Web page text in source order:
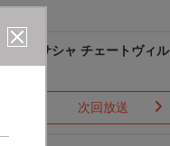
百合川サシャ チェートヴィル
次回放送